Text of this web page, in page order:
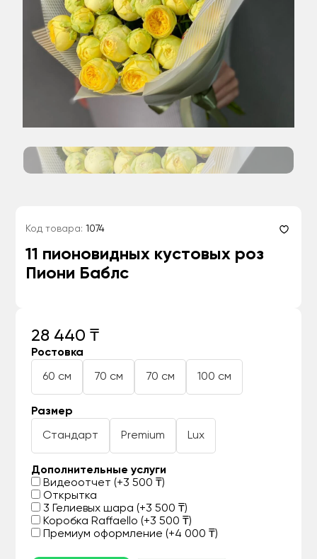
Код товара: 1074
11 пионовидных кустовых роз
Пиони Баблс
28 440 ₸
Ростовка
60 см 70 см 70 см 100 см
Размер
Стандарт Premium Lux
Дополнительные услуги
Видеоотчет (+3 500 ₸)
Открытка
3 Гелиевых шара (+3 500 ₸)
Коробка Raffaello (+3 500 ₸)
Премиум оформление (+4 000 ₸)